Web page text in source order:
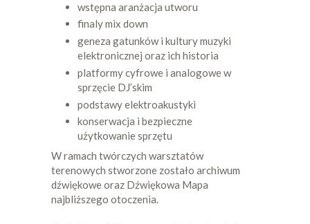
wstępna aranżacja utworu
finaly mix down
geneza gatunków i kultury muzyki
elektronicznej oraz ich historia
platformy cyfrowe i analogowe w
sprzęcie DJ’skim
podstawy elektroakustyki
konserwacja i bezpieczne
użytkowanie sprzętu
W ramach twórczych warsztatów
terenowych stworzone zostało archiwum
dźwiękowe oraz Dźwiękowa Mapa
najbliższego otoczenia.